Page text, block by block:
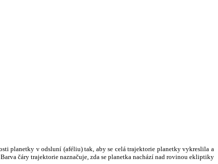
planetky v odsluní (aféliu) tak, aby se celá trajektorie planetky vykreslila a
čáry trajektorie naznačuje, zda se planetka nachází nad rovinou ekliptiky